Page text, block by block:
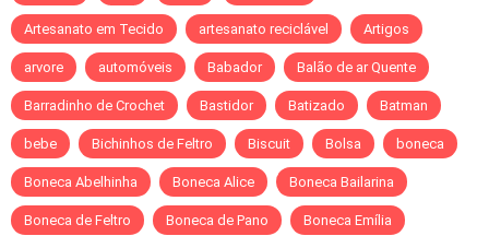
Artesanato em Tecido artesanato reciclável Artigos
arvore automóveis Babador Balão de ar Quente
Barradinho de Crochet Bastidor Batizado Batman
bebe Bichinhos de Feltro Biscuit Bolsa boneca
Boneca Abelhinha Boneca Alice Boneca Bailarina
Boneca de Feltro Boneca de Pano Boneca Emília